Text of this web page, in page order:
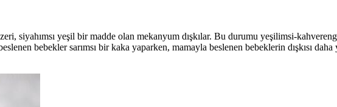
siyahımsı yeşil bir madde olan mekanyum dışkılar. Bu durumu yeşilimsi-kahverengi
bebekler sarımsı bir kaka yaparken, mamayla beslenen bebeklerin dışkısı